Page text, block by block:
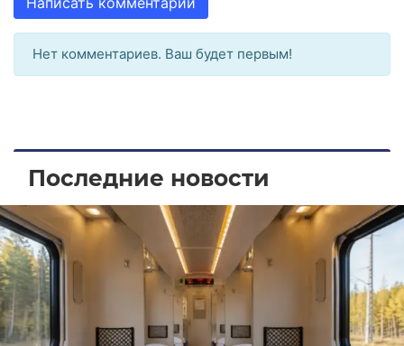
Нет комментариев. Ваш будет первым!
Последние новости